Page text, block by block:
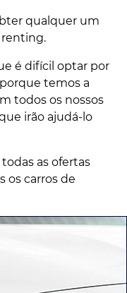
qualquer um
renting.
é difícil optar por
temos a
todos os nossos
irão ajudá-lo
as ofertas
os carros de